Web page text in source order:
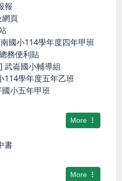
報
頁
國小114學年度四年甲班
務便利貼
武崙國小輔導組
114學年度五年乙班
小五年甲班
More
書
More